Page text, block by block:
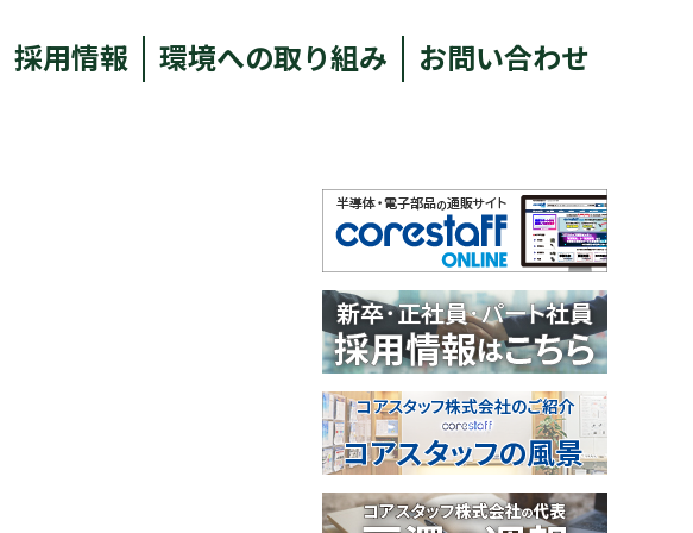
採用情報 環境への取り組み お問い合わせ